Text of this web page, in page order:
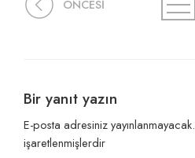
ÖNCESİ
Bir yanıt yazın
E-posta adresiniz yayınlanmayacak.
işaretlenmişlerdir